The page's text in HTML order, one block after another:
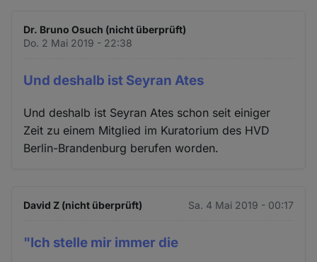
Dr. Bruno Osuch (nicht überprüft)
Do. 2 Mai 2019 - 22:38
Und deshalb ist Seyran Ates
Und deshalb ist Seyran Ates schon seit einiger
Zeit zu einem Mitglied im Kuratorium des HVD
Berlin-Brandenburg berufen worden.
David Z (nicht überprüft) Sa. 4 Mai 2019 - 00:17
"Ich stelle mir immer die